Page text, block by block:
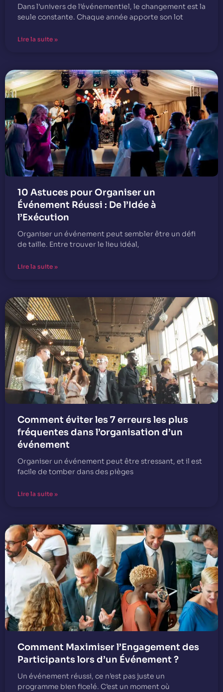
Dans l’univers de l’événementiel, le changement est la
seule constante. Chaque année apporte son lot
Lire la suite »
10 Astuces pour Organiser un
Événement Réussi : De l’Idée à
l’Exécution
Organiser un événement peut sembler être un défi
de taille. Entre trouver le lieu idéal,
Lire la suite »
Comment éviter les 7 erreurs les plus
fréquentes dans l’organisation d’un
événement
Organiser un événement peut être stressant, et il est
facile de tomber dans des pièges
Lire la suite »
Comment Maximiser l’Engagement des
Participants lors d’un Événement ?
Un événement réussi, ce n’est pas juste un
programme bien ficelé. C’est un moment où